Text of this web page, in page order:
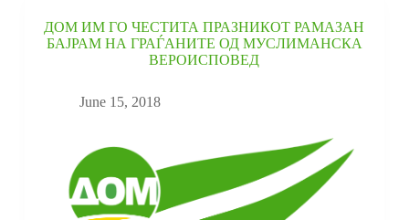
ДОМ ИМ ГО ЧЕСТИТА ПРАЗНИКОТ РАМАЗАН
БАЈРАМ НА ГРАЃАНИТЕ ОД МУСЛИМАНСКА
ВЕРОИСПОВЕД
June 15, 2018